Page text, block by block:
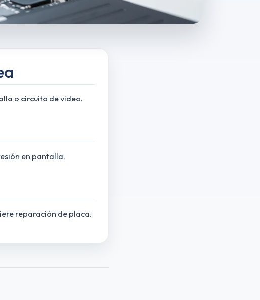
o circuito de video.
en pantalla.
reparación de placa.